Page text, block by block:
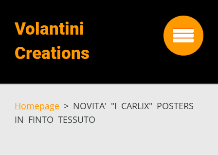
Volantini
Creations
Homepage > NOVITA' "I CARLIX" POSTERS
IN FINTO TESSUTO